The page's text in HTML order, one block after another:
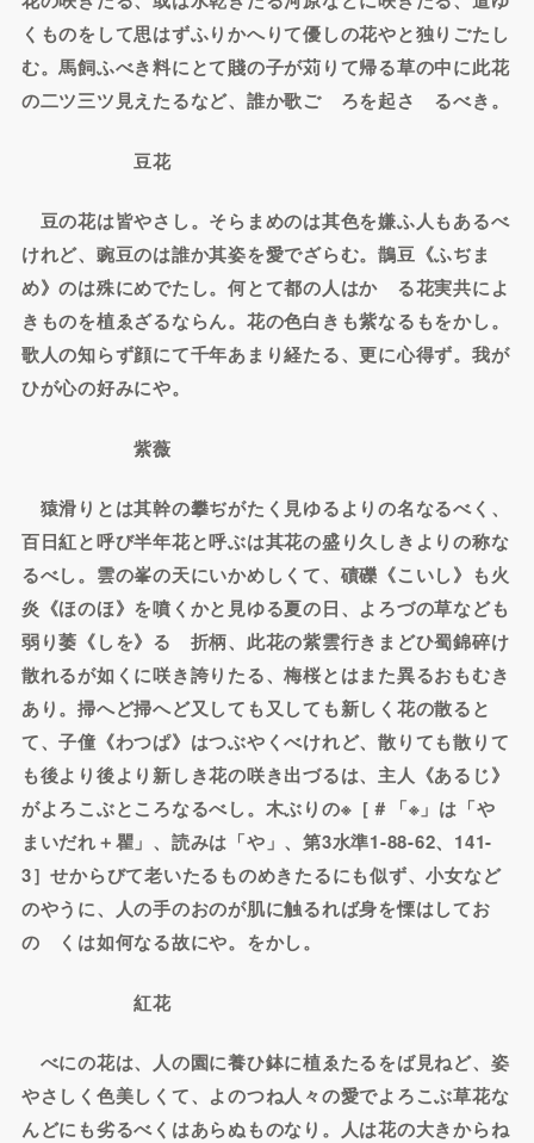
くものをして思はずふりかへりて優しの花やと独りごたし
む。馬飼ふべき料にとて賤の子が苅りて帰る草の中に此花
の二ツ三ツ見えたるなど、誰か歌ごゝろを起さゞるべき。
豆花
豆の花は皆やさし。そらまめのは其色を嫌ふ人もあるべ
けれど、豌豆のは誰か其姿を愛でざらむ。鵲豆《ふぢま
め》のは殊にめでたし。何とて都の人はかゝる花実共によ
きものを植ゑざるならん。花の色白きも紫なるもをかし。
歌人の知らず顔にて千年あまり経たる、更に心得ず。我が
ひが心の好みにや。
紫薇
猿滑りとは其幹の攀ぢがたく見ゆるよりの名なるべく、
百日紅と呼び半年花と呼ぶは其花の盛り久しきよりの称な
るべし。雲の峯の天にいかめしくて、磧礫《こいし》も火
炎《ほのほ》を噴くかと見ゆる夏の日、よろづの草なども
弱り萎《しを》るゝ折柄、此花の紫雲行きまどひ蜀錦碎け
散れるが如くに咲き誇りたる、梅桜とはまた異るおもむき
あり。掃へど掃へど又しても又しても新しく花の散ると
て、子僮《わつぱ》はつぶやくべけれど、散りても散りて
も後より後より新しき花の咲き出づるは、主人《あるじ》
がよろこぶところなるべし。木ぶりの※［＃「※」は「や
まいだれ＋瞿」、読みは「や」、第3水準1-88-62、141-
3］せからびて老いたるものめきたるにも似ず、小女など
のやうに、人の手のおのが肌に触るれば身を慄はしてお
のゝくは如何なる故にや。をかし。
紅花
べにの花は、人の園に養ひ鉢に植ゑたるをば見ねど、姿
やさしく色美しくて、よのつね人々の愛でよろこぶ草花な
んどにも劣るべくはあらぬものなり。人は花の大きからね